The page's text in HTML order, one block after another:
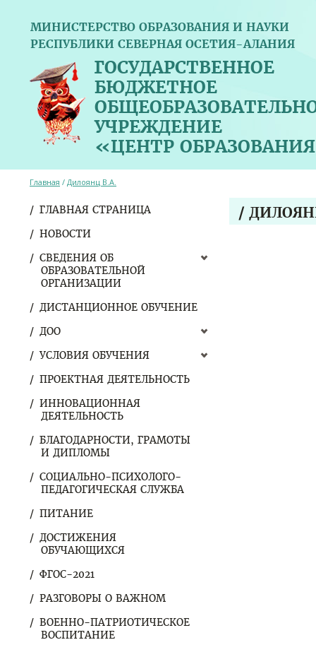
МИНИСТЕРСТВО ОБРАЗОВАНИЯ И НАУКИ
РЕСПУБЛИКИ СЕВЕРНАЯ ОСЕТИЯ-АЛАНИЯ
ГОСУДАРСТВЕННОЕ
БЮДЖЕТНОЕ
УЧРЕЖДЕНИЕ
«ЦЕНТР
ГЛАВНАЯ СТРАНИЦА
НОВОСТИ
СВЕДЕНИЯ ОБ
ОБРАЗОВАТЕЛЬНОЙ
ОРГАНИЗАЦИИ
ДИСТАНЦИОННОЕ ОБУЧЕНИЕ
ДОО
УСЛОВИЯ ОБУЧЕНИЯ
ПРОЕКТНАЯ ДЕЯТЕЛЬНОСТЬ
ИННОВАЦИОННАЯ
ДЕЯТЕЛЬНОСТЬ
БЛАГОДАРНОСТИ, ГРАМОТЫ
И ДИПЛОМЫ
СОЦИАЛЬНО-ПСИХОЛОГО-
ПЕДАГОГИЧЕСКАЯ СЛУЖБА
ПИТАНИЕ
ДОСТИЖЕНИЯ
ОБУЧАЮЩИХСЯ
ФГОС-2021
РАЗГОВОРЫ О ВАЖНОМ
ВОЕННО-ПАТРИОТИЧЕСКОЕ
ВОСПИТАНИЕ
Главная / Дилоянц В.А.
/